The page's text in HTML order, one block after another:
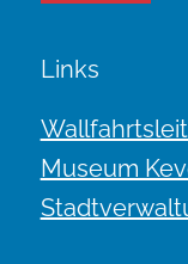
Links
Museum